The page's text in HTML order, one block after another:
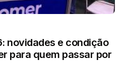
novidades e condição
para quem passar por